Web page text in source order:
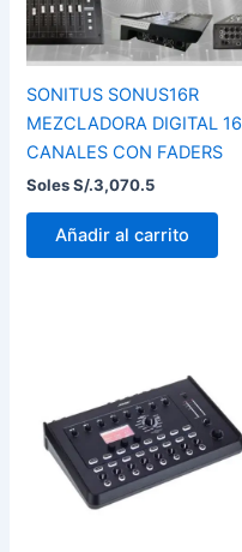
SONITUS SONUS16R
MEZCLADORA DIGITAL 16
CANALES CON FADERS
Soles S/.3,070.5
Añadir al carrito